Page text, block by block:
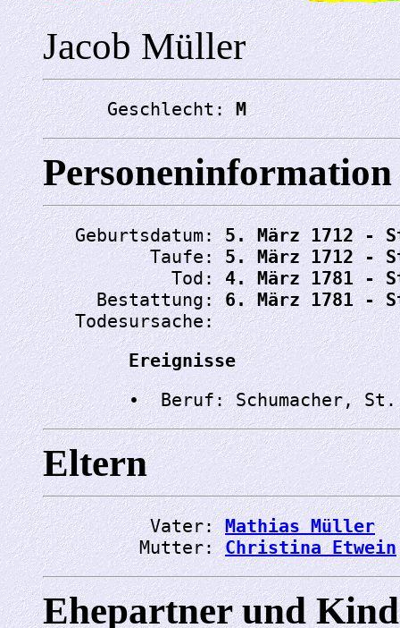
Jacob Müller
      Geschlecht:
M
Personeninformation
   Geburtsdatum:
5. März 1712 -
          Taufe:
5. März 1712 -
            Tod:
4. März 1781 -
     Bestattung:
6. März 1781 -
   Todesursache:
Ereignisse
Eltern
          Vater:
Mathias Müller
         Mutter:
Christina Etwein
Ehepartner und